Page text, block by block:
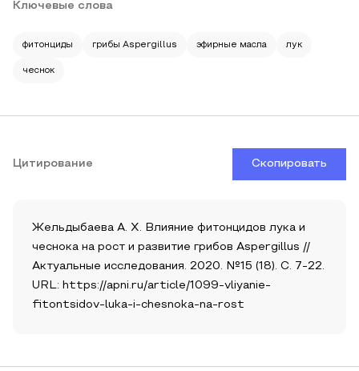
Ключевые слова
фитонциды грибы Aspergillus эфирные масла лук
чеснок
Цитирование Скопировать
Жельдыбаева А. Х. Влияние фитонцидов лука и
чеснока на рост и развитие грибов Aspergillus //
Актуальные исследования. 2020. №15 (18). С. 7-22.
URL: https://apni.ru/article/1099-vliyanie-
fitontsidov-luka-i-chesnoka-na-rost